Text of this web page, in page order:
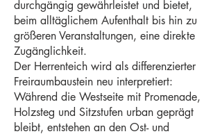
durchgängig gewährleistet und bietet,
beim alltäglichem Aufenthalt bis hin zu
größeren Veranstaltungen, eine direkte
Zugänglichkeit.
Der Herrenteich wird als differenzierter
Freiraumbaustein neu interpretiert:
Während die Westseite mit Promenade,
Holzsteg und Sitzstufen urban geprägt
bleibt, entstehen an den Ost- und